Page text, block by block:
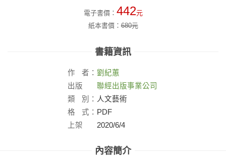
電子書價： 442元
紙本書價：680元
書籍資訊
作 者： 劉紀蕙
出版
社：
聯經出版事業公司
類
別： 人文藝術
格
式： PDF
上架
2020/6/4
內容簡介